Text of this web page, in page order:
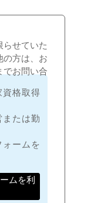
らせていた
の方は、お
でお問い合
資格取得
または勤
ームを
ムを利